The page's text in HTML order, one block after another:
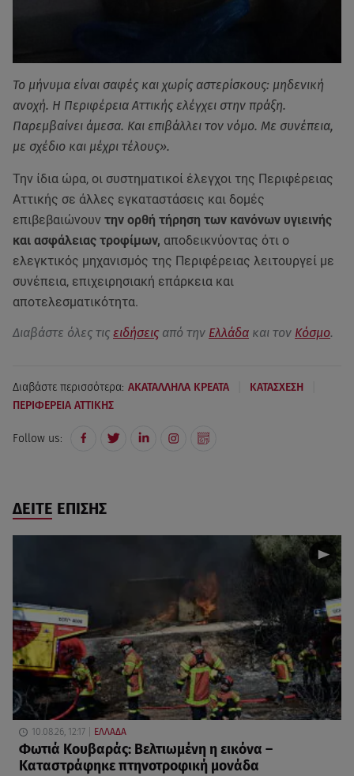
Το μήνυμα είναι σαφές και χωρίς αστερίσκους: μηδενική
ανοχή. Η Περιφέρεια Αττικής ελέγχει στην πράξη.
Παρεμβαίνει άμεσα. Και επιβάλλει τον νόμο. Με συνέπεια,
με σχέδιο και μέχρι τέλους».
Την ίδια ώρα, οι συστηματικοί έλεγχοι της Περιφέρειας
Αττικής σε άλλες εγκαταστάσεις και δομές
επιβεβαιώνουν την ορθή τήρηση των κανόνων υγιεινής
και ασφάλειας τροφίμων, αποδεικνύοντας ότι ο
ελεγκτικός μηχανισμός της Περιφέρειας λειτουργεί με
συνέπεια, επιχειρησιακή επάρκεια και
αποτελεσματικότητα.
Διαβάστε όλες τις ειδήσεις από την Ελλάδα και τον Κόσμο.
Διαβάστε περισσότερα: ΑΚΑΤΑΛΛΗΛΑ ΚΡΕΑΤΑ ΚΑΤΑΣΧΕΣΗ
ΠΕΡΙΦΕΡΕΙΑ ΑΤΤΙΚΗΣ
Follow us:
ΔΕΙΤΕ ΕΠΙΣΗΣ
10.08.26, 12:17 ΕΛΛΑΔΑ
Φωτιά Κουβαράς: Βελτιωμένη η εικόνα –
Καταστράφηκε πτηνοτροφική μονάδα